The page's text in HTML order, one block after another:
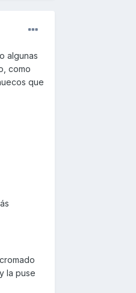
algunas
como
que
la puse